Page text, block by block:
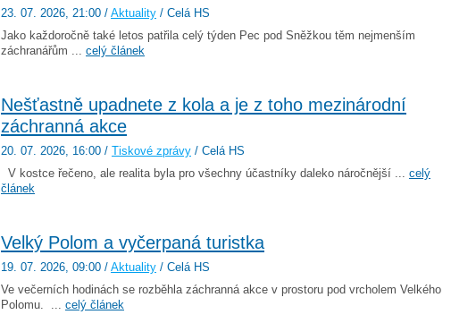
23. 07. 2026, 21:00 / Aktuality / Celá HS
Jako každoročně také letos patřila celý týden Pec pod Sněžkou těm nejmenším
záchranářům ... celý článek
Nešťastně upadnete z kola a je z toho mezinárodní
záchranná akce
20. 07. 2026, 16:00 / Tiskové zprávy / Celá HS
V kostce řečeno, ale realita byla pro všechny účastníky daleko náročnější ... celý
článek
Velký Polom a vyčerpaná turistka
19. 07. 2026, 09:00 / Aktuality / Celá HS
Ve večerních hodinách se rozběhla záchranná akce v prostoru pod vrcholem Velkého
Polomu. ... celý článek